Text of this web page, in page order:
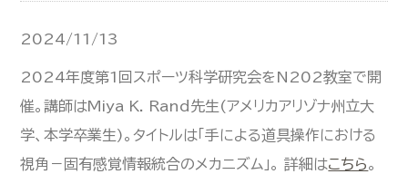
2024/11/13
2024年度第1回スポーツ科学研究会をN202教室で開
催。講師はMiya K. Rand先生(アメリカアリゾナ州立大
学、本学卒業生)。タイトルは「手による道具操作における
視角－固有感覚情報統合のメカニズム」。 詳細はこちら。